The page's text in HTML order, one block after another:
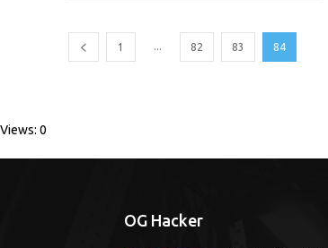
1 82 83 84
Views: 0
OG Hacker